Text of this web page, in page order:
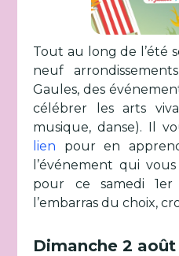
Tout au long de l’été
neuf
Gaules, des
célébrer les arts
musique, danse). Il
lien pour en
l’événement qui
pour ce samedi
l’embarras du choix,
Dimanche 2 août